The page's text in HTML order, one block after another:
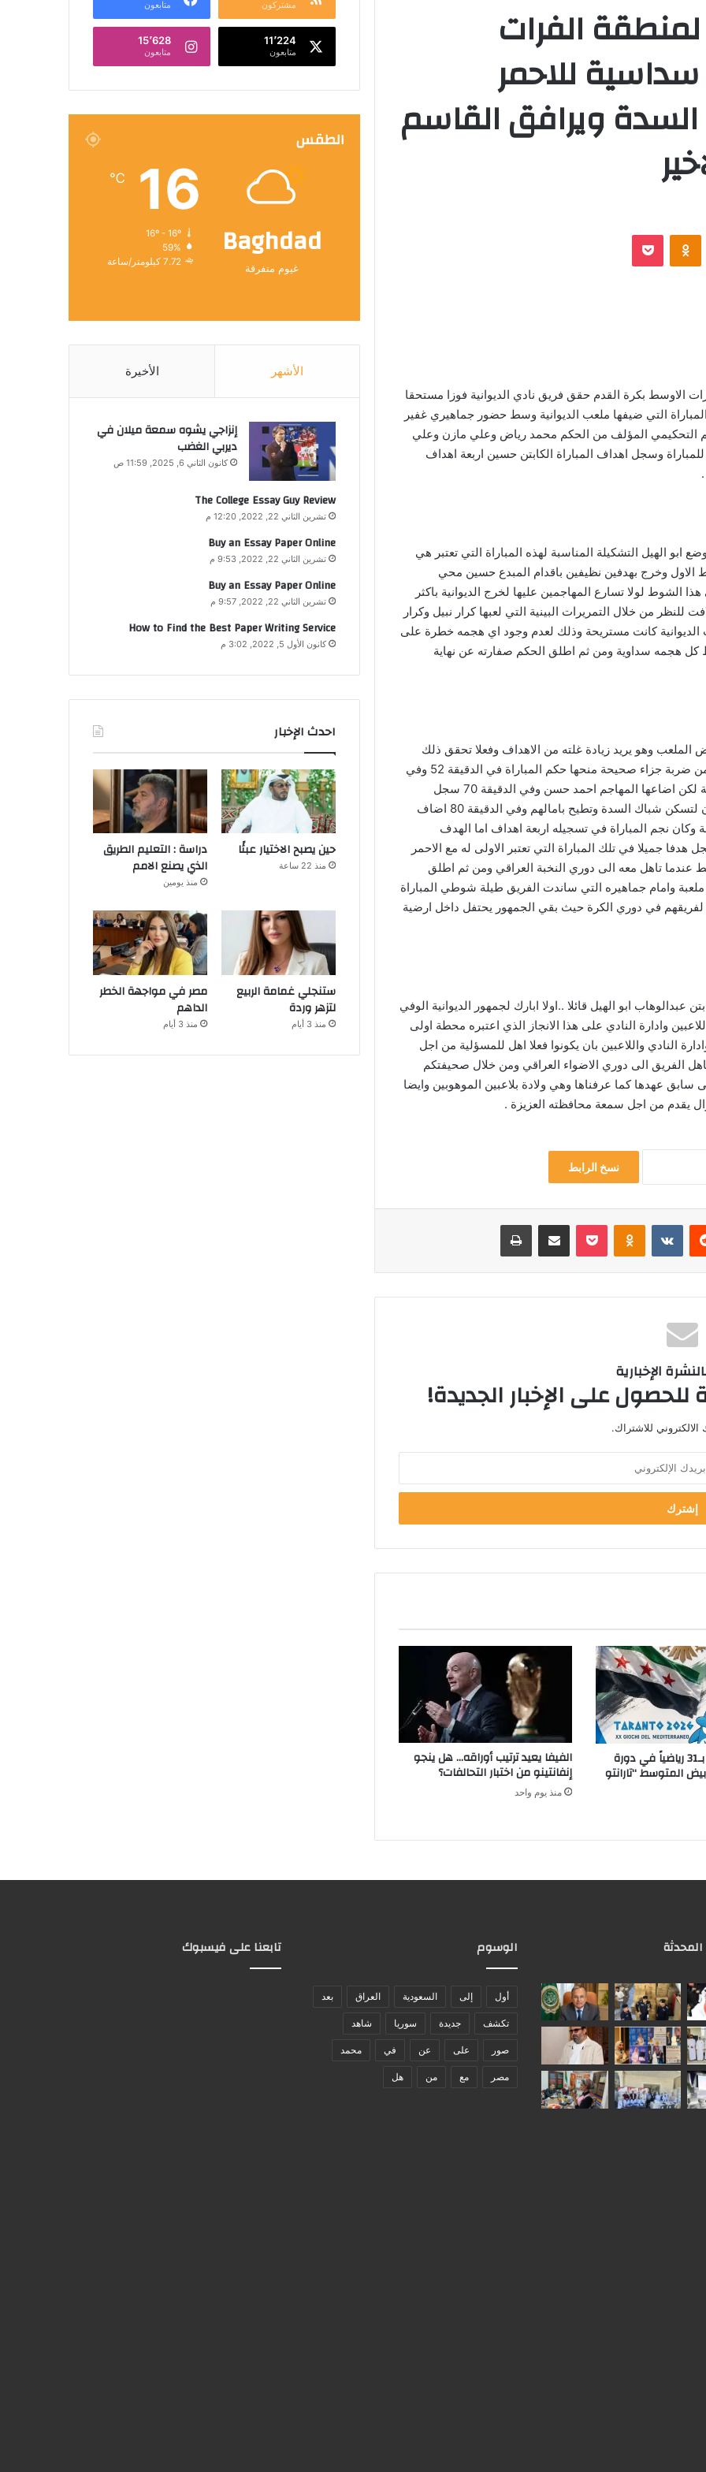
الفرات
للاحمر
ويرافق القاسم
الاوسط بكرة القدم حقق فريق نادي الديوانية فوزا مستحقا
التي ضيفها ملعب الديوانية وسط حضور جماهيري غفير
التحكيمي المؤلف من الحكم محمد رياض وعلي مازن وعلي
وسجل اهداف المباراة الكابتن حسين اربعة اهداف
ابو الهيل التشكيلة المناسبة لهذه المباراة التي تعتبر هي
الاول وخرج بهدفين نظيفين باقدام المبدع حسين محي
لولا تسارع المهاجمين عليها لخرج الديوانية باكثر
من خلال التمريرات البينية التي لعبها كرار نبيل وكرار
كانت مستريحة وذلك لعدم وجود اي هجمه خطرة على
كل هجمه سداوية ومن ثم اطلق الحكم صفارته عن نهاية
الملعب وهو يريد زيادة غلته من الاهداف وفعلا تحقق ذلك
حيث سجل الكابتن حسين محي الهدف الثالث لفريقه من ضربة جزاء صحيحة منحها حكم المباراة في الدقيقة 52 وفي
الدقيقة 65 منح حكم المباراة ضربة جزاء اخرى للديوانية لكن اضاعها المهاجم احمد حسن وفي الدقيقة 70 سجل
المتالق محي هدف فريقه الرابع من كرة ثابته بكل اتقان لتسكن شباك السدة وتطيح بامالهم وفي الدقيقة 80 اضاف
نجم المباراة في تسجيله اربعة اهداف اما الهدف
جميلا في تلك المباراة التي تعتبر الاولى له مع الاحمر
عندما تاهل معه الى دوري النخبة العراقي ومن ثم اطلق
ملعبة وامام جماهيره التي ساندت الفريق طيلة شوطي المباراة
في دوري الكرة حيث بقي الجمهور يحتفل داخل ارضية
عبدالوهاب ابو الهيل قائلا ..اولا ابارك لجمهور الديوانية الوفي
وادارة النادي على هذا الانجاز الذي اعتبره محطة اولى
النادي واللاعبين بان يكونوا فعلا اهل للمسؤلية من اجل
الفريق الى دوري الاضواء العراقي ومن خلال صحيفتكم
سابق عهدها كما عرفناها وهي ولادة بلاعبين الموهوبين وايضا
يقدم من اجل سمعة محافظته العزيزة .
نسخ الرابط
الإخبارية
للحصول على الإخبار الجديدة!
للاشتراك.
سورية تشارك بـ31 رياضياً في دورة
المتوسط “تارانتو
الفيفا يعيد ترتيب أوراقه… هل ينجو
إنفانتينو من اختبار التحالفات؟
منذ يوم واحد
مشتركون متابعون
11٬224
متابعون
15٬628
متابعون
الطقس
Baghdad
غيوم متفرقة
16
℃
16º - 16º
59%
7.72 كيلومتر/ساعة
الأشهر الأخيرة
إنزاجي يشوه سمعة ميلان في
ديربي الغضب
كانون الثاني 6, 2025, 11:59 ص
The College Essay Guy Review
تشرين الثاني 22, 2022, 12:20 م
Buy an Essay Paper Online
تشرين الثاني 22, 2022, 9:53 م
Buy an Essay Paper Online
تشرين الثاني 22, 2022, 9:57 م
How to Find the Best Paper Writing Service
كانون الأول 5, 2022, 3:02 م
احدث الإخبار
حين يصبح الاختيار عبئًا
منذ 22 ساعة
دراسة : التعليم الطريق
الذي يصنع الامم
منذ يومين
ستنجلي غمامة الربيع
لتزهر وردة
منذ 3 أيام
مصر في مواجهة الخطر
الداهم
منذ 3 أيام
المحدثة الوسوم
أول إلى السعودية العراق بعد
تكشف جديدة سوريا شاهد
صور على عن في محمد
مصر مع من هل
تابعنا على فيسبوك